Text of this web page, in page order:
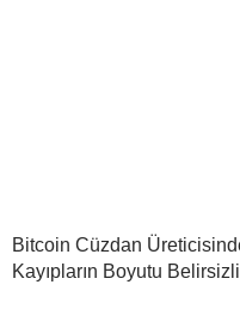
Bitcoin Cüzdan
Kayıpların Boyutu